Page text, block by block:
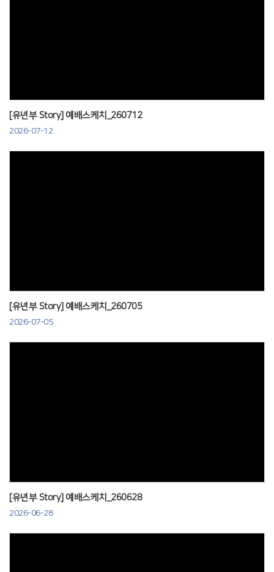
[유년부 Story] 예배스케치_260712
2026-07-12
[유년부 Story] 예배스케치_260705
2026-07-05
[유년부 Story] 예배스케치_260628
2026-06-28